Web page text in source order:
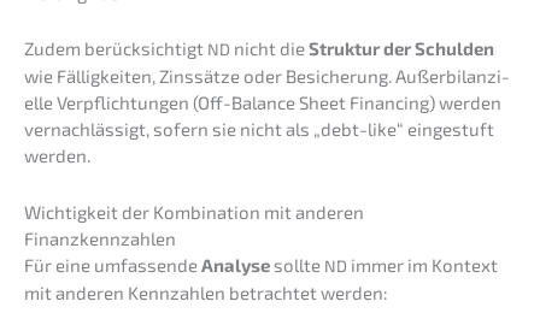
Zudem berück­sich­tigt ND nicht dieStruk­tur der Schul­den
wie Fällig­kei­ten, Zinssät­ze oder Besiche­rung. Außer­bi­lan­zi­
el­le Verpflich­tun­gen (Off-Balan­ce Sheet Finan­cing) werden
vernach­läs­sigt, sofern sie nicht als „debt-like“ einge­stuft
werden.
Wichtig­keit der Kombi­na­ti­on mit anderen
Finanzkennzahlen
Für eine umfas­sen­deAnaly­sesollte ND immer im Kontext
mit anderen Kennzah­len betrach­tet werden: